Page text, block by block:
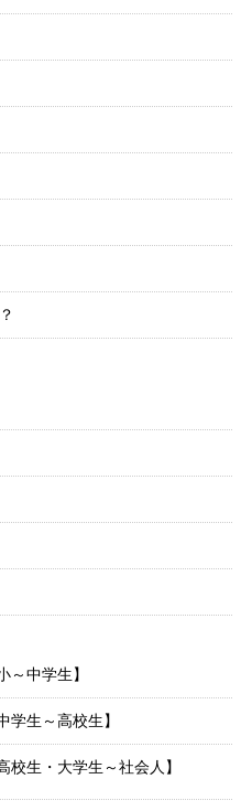
中学生】
生～高校生】
生・大学生～社会人】